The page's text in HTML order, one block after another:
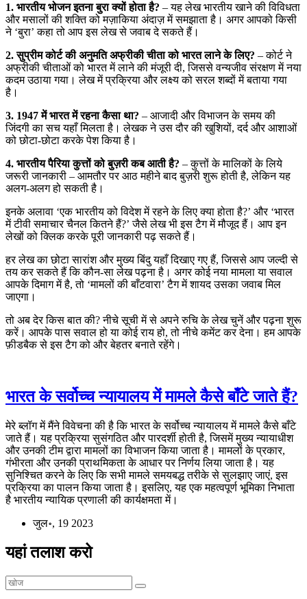
1. भारतीय भोजन इतना बुरा क्यों होता है? – यह लेख भारतीय खाने की विविधता
और मसालों की शक्ति को मज़ाकिया अंदाज़ में समझाता है। अगर आपको किसी
ने ‘बुरा’ कहा तो आप इस लेख से जवाब दे सकते हैं।
2. सुप्रीम कोर्ट की अनुमति अफ्रीकी चीता को भारत लाने के लिए? – कोर्ट ने
अफ्रीकी चीताओं को भारत में लाने की मंजूरी दी, जिससे वन्यजीव संरक्षण में नया
कदम उठाया गया। लेख में प्रक्रिया और लक्ष्य को सरल शब्दों में बताया गया
है।
3. 1947 में भारत में रहना कैसा था? – आजादी और विभाजन के समय की
जिंदगी का सच यहाँ मिलता है। लेखक ने उस दौर की खुशियों, दर्द और आशाओं
को छोटा‑छोटा करके पेश किया है।
4. भारतीय पैरिया कुत्तों को बुज़री कब आती है? – कुत्तों के मालिकों के लिये
जरूरी जानकारी – आमतौर पर आठ महीने बाद बुज़री शुरू होती है, लेकिन यह
अलग‑अलग हो सकती है।
इनके अलावा ‘एक भारतीय को विदेश में रहने के लिए क्या होता है?’ और ‘भारत
में टीवी समाचार चैनल कितने हैं?’ जैसे लेख भी इस टैग में मौजूद हैं। आप इन
लेखों को क्लिक करके पूरी जानकारी पढ़ सकते हैं।
हर लेख का छोटा सारांश और मुख्य बिंदु यहाँ दिखाए गए हैं, जिससे आप जल्दी से
तय कर सकते हैं कि कौन‑सा लेख पढ़ना है। अगर कोई नया मामला या सवाल
आपके दिमाग में है, तो ‘मामलों की बाँटवारा’ टैग में शायद उसका जवाब मिल
जाएगा।
तो अब देर किस बात की? नीचे सूची में से अपने रुचि के लेख चुनें और पढ़ना शुरू
करें। आपके पास सवाल हो या कोई राय हो, तो नीचे कमेंट कर देना। हम आपके
फ़ीडबैक से इस टैग को और बेहतर बनाते रहेंगे।
भारत के सर्वोच्च न्यायालय में मामले कैसे बाँटे जाते हैं?
मेरे ब्लॉग में मैंने विवेचना की है कि भारत के सर्वोच्च न्यायालय में मामले कैसे बाँटे
जाते हैं। यह प्रक्रिया सुसंगठित और पारदर्शी होती है, जिसमें मुख्य न्यायाधीश
और उनकी टीम द्वारा मामलों का विभाजन किया जाता है। मामलों के प्रकार,
गंभीरता और उनकी प्राथमिकता के आधार पर निर्णय लिया जाता है। यह
सुनिश्चित करने के लिए कि सभी मामले समयबद्ध तरीके से सुलझाए जाएं, इस
प्रक्रिया का पालन किया जाता है। इसलिए, यह एक महत्वपूर्ण भूमिका निभाता
है भारतीय न्यायिक प्रणाली की कार्यक्षमता में।
जुल॰, 19 2023
यहां तलाश करो